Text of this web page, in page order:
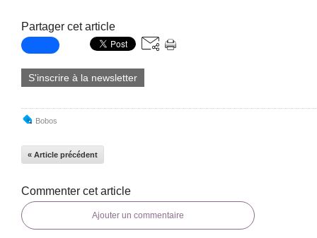
Partager cet article
S'inscrire à la newsletter
Bobos
« Article précédent
Commenter cet article
Ajouter un commentaire